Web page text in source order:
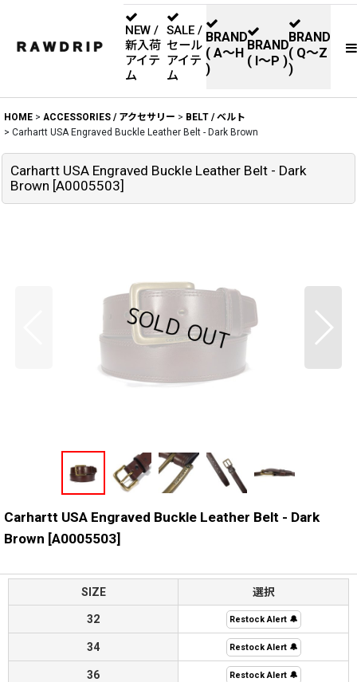
NEW /
新入荷
アイテ
ム
SALE /
セール
アイテ
ム
BRAND
( A〜H
)
BRAND
( I〜P )
BRAND
( Q〜Z
)
HOME > ACCESSORIES / アクセサリー > BELT / ベルト
> Carhartt USA Engraved Buckle Leather Belt - Dark Brown
Carhartt USA Engraved Buckle Leather Belt - Dark
Brown [A0005503]
Carhartt USA Engraved Buckle Leather Belt - Dark
Brown [A0005503]
SIZE 選択
32 Restock Alert 🔔
34 Restock Alert 🔔
36 Restock Alert 🔔